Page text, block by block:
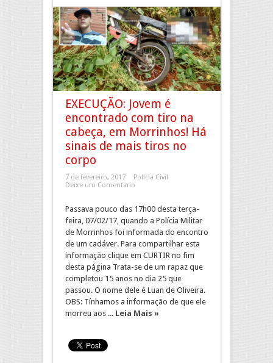
EXECUÇÃO: Jovem é
encontrado com tiro na
cabeça, em Morrinhos! Há
sinais de mais tiros no
corpo
7 de fevereiro, 2017
Polícia Civil
Deixe um Comentario
Passava pouco das 17h00 desta terça-
feira, 07/02/17, quando a Polícia Militar
de Morrinhos foi informada do encontro
de um cadáver. Para compartilhar esta
informação clique em CURTIR no fim
desta página Trata-se de um rapaz que
completou 15 anos no dia 25 que
passou. O nome dele é Luan de Oliveira.
OBS: Tínhamos a informação de que ele
morreu aos ... Leia Mais »